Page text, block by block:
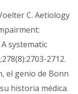
C. Aetiology
systematic
2712.
el genio de Bonn
historia médica.